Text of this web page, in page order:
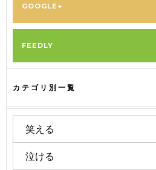
GOOGLE+
FEEDLY
カテゴリ別一覧
笑える
泣ける